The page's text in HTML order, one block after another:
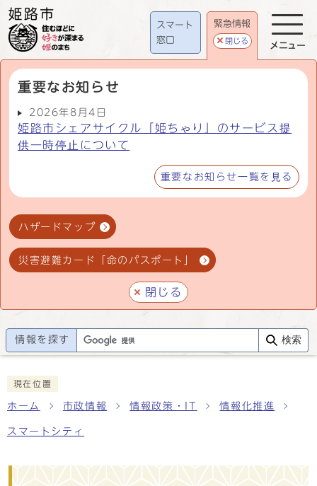
スマート
窓口
緊急情報
閉じる
重要なお知らせ
2026年8月4日
姫路市シェアサイクル「姫ちゃり」のサービス提
供一時停止について
重要なお知らせ一覧を見る
ハザードマップ
災害避難カード「命のパスポート」
閉じる
メニュー
情報を探す 検索
現在位置
ホーム 市政情報 情報政策・IT 情報化推進
スマートシティ